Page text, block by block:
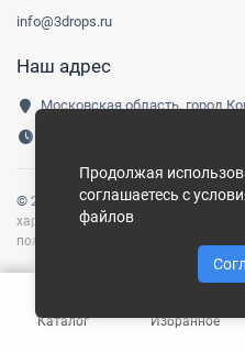
info@3drops.ru
Наш адрес
Московская область, город
© 2016- 2026 Три капли| Карта
характер и не является публичной
положениями ст. 437 ГК РФ.
Продолжая
соглашаетесь с
файлов
Каталог Избранное